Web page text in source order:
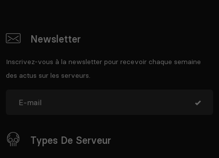
Newsletter
Inscrivez-vous à la newsletter pour recevoir chaque semaine
des actus sur les serveurs.
Types De Serveur